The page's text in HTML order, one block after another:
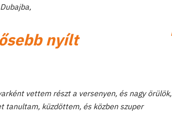
nyílt
vettem részt a versenyen, és nagy örülök,
tanultam, küzdöttem, és közben szuper